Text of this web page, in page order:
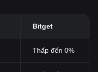
Bitget
Thấp đến 0%